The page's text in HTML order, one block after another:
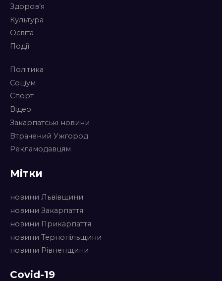
Здоров’я
Культура
Освіта
Події
Політика
Соціум
Спорт
Відео
Закарпатські новини
Втрачений Ужгород
Рекламодавцям
Мітки
новини Львівщини
новини Закарпаття
новини Прикарпаття
новини Тернопільщини
новини Рівненщини
Covid-19